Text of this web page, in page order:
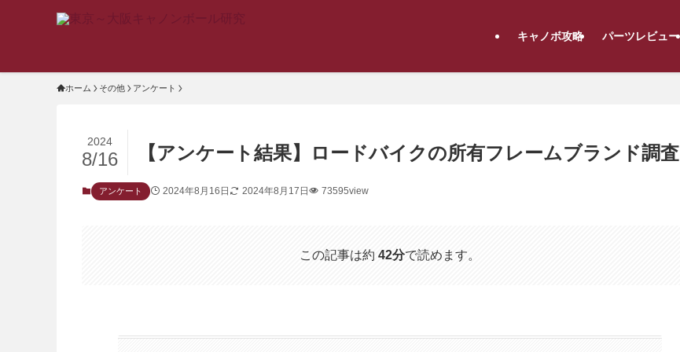
キャノボ攻略 パーツレビュー
ホーム その他 アンケート
【アンケート結果】ロードバイクの所有フレームブランド調査
2024
8/16
アンケート 2024年8月16日 2024年8月17日 73595view
この記事は約 42分で読めます。